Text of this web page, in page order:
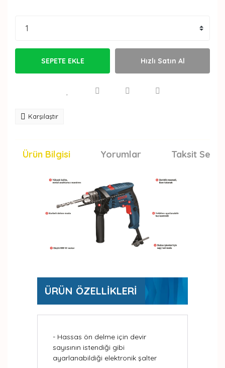
SEPETE EKLE Hızlı Satın Al
Karşılaştır
Ürün Bilgisi Yorumlar Taksit
ÜRÜN ÖZELLİKLERİ
- Hassas ön delme için devir
sayısının istendiği gibi
ayarlanabildiği elektronik şalter